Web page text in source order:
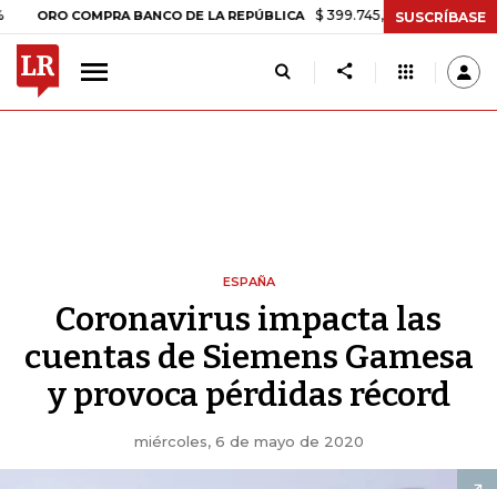
COMPRA BANCO DE LA REPÚBLICA $ 399.745,16 +$ 2.295,71 +0,58%
SUSCRÍBASE
ESPAÑA
Coronavirus impacta las
cuentas de Siemens Gamesa
y provoca pérdidas récord
miércoles, 6 de mayo de 2020